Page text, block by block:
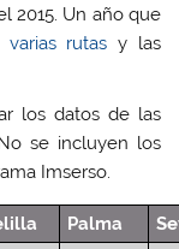
2015. Un año que
rutas y las
los datos de las
se incluyen los
Imserso.
Palma